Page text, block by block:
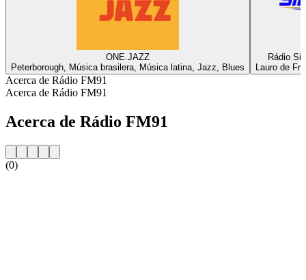
ONE.JAZZ
Peterborough, Música brasilera, Música latina, Jazz, Blues
Rádio
Lauro de
Acerca de Rádio FM91
Acerca de Rádio FM91
Acerca de Rádio FM91
(0)